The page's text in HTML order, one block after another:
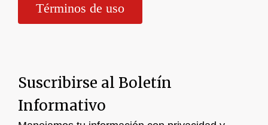
Términos de uso
Suscribirse al Boletín
Informativo